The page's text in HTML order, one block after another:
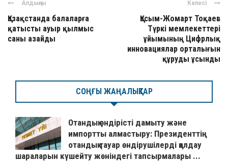
Алдыңғы
Қазақстанда балаларға
қатысты ауыр қылмыс
саны азайды
Келесі
Қасым-Жомарт Тоқаев
Түркі мемлекеттері
ұйымының Цифрлық
инновациялар орталығын
құруды ұсынды
СОҢҒЫ ЖАҢАЛЫҚТАР
Отандық өндірісті дамыту және
импортты алмастыру: Президенттің
отандық тауар өндірушілерді қолдау
шараларын күшейту жөніндегі тапсырмалары ...